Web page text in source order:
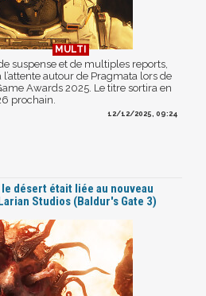
suspense et de multiples reports,
autour de Pragmata lors de
Awards 2025. Le titre sortira en
prochain.
12/12/2025, 09:24
désert était liée au nouveau
Studios (Baldur's Gate 3)